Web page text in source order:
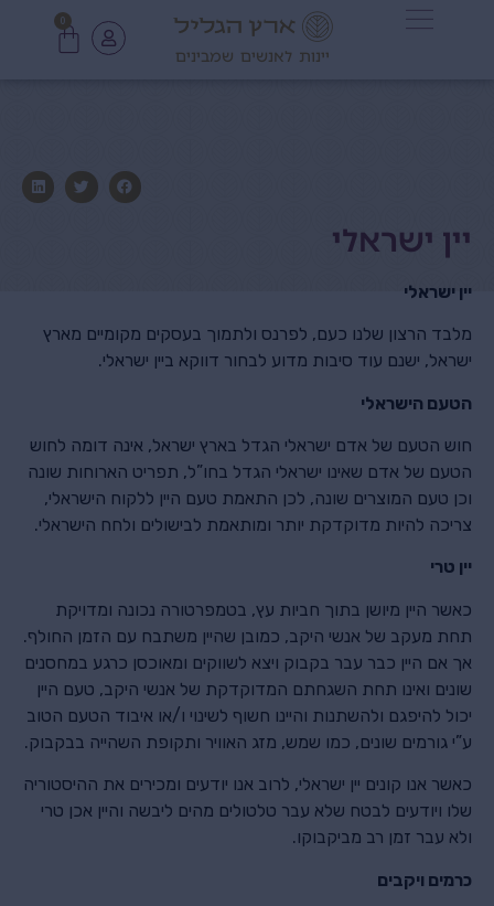
יינות לאנשים שמבינים
0
יין ישראלי
יין ישראלי
מלבד הרצון שלנו כעם, לפרנס ולתמוך בעסקים מקומיים מארץ
ישראל, ישנם עוד סיבות מדוע לבחור דווקא ביין ישראלי.
הטעם הישראלי
חוש הטעם של אדם ישראלי הגדל בארץ ישראל, אינה דומה לחוש
הטעם של אדם שאינו ישראלי הגדל בחו”ל, תפריט הארוחות שונה
וכן טעם המוצרים שונה, לכן התאמת טעם היין ללקוח הישראלי,
צריכה להיות מדוקדקת יותר ומותאמת לבישולים ולחח הישראלי.
יין טרי
כאשר היין מיושן בתוך חביות עץ, בטמפרטורה נכונה ומדויקת
תחת מעקב של אנשי היקב, כמובן שהיין משתבח עם הזמן החולף.
אך אם היין כבר עבר בקבוק ויצא לשווקים ומאוכסן כרגע במחסנים
שונים ואינו תחת השגחתם המדוקדקת של אנשי היקב, טעם היין
יכול להיפגם ולהשתנות והיינו חשוף לשינוי ו/או איבוד הטעם הטוב
ע”י גורמים שונים, כמו שמש, מזג האוויר ותקופת השהייה בבקבוק.
כאשר אנו קונים יין ישראלי, לרוב אנו יודעים ומכירים את ההיסטוריה
שלו ויודעים לבטח שלא עבר טלטולים מהים ליבשה והיין אכן טרי
ולא עבר זמן רב מביקבוקו.
כרמים ויקבים